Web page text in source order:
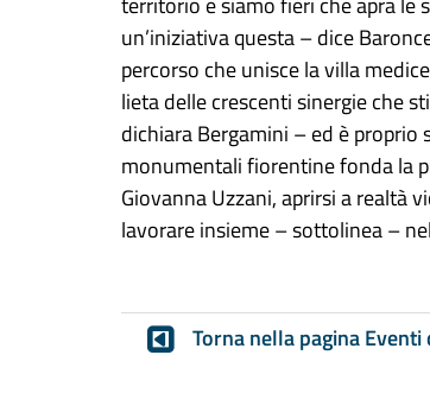
un’iniziativa questa – dice
percorso che unisce la villa
lieta delle crescenti sinergie che
dichiara Bergamini – ed è proprio
monumentali fiorentine fonda la
Giovanna Uzzani, aprirsi a realtà
lavorare insieme – sottolinea –
Torna nella pagina